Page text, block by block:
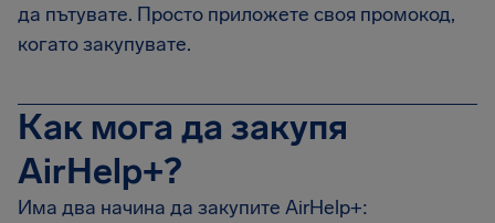
да пътувате. Просто приложете своя промокод,
когато закупувате.
Как мога да закупя
AirHelp+?
Има два начина да закупите AirHelp+: